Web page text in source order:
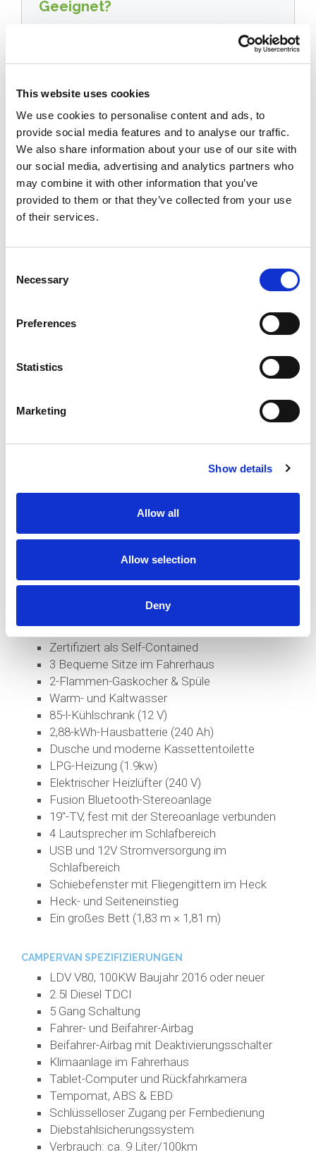
This website uses cookies
We use cookies to personalise content and ads, to
provide social media features and to analyse our traffic.
We also share information about your use of our site with
our social media, advertising and analytics partners who
may combine it with other information that you’ve
provided to them or that they’ve collected from your use
of their services.
Selection
Necessary
Preferences
Statistics
Marketing
Show details
Allow all
Allow selection
Deny
Geeignet?
Contained) | Ihr idealer Miet-Campervan
auf der Suche nach 2-Bett-Campervans zum
Budget 2 ist die perfekte Art zu reisen.
Wenn Sie aus unserer Flotte von 2-Personen-
Campervans mieten, können Sie den Komfort,
das Platzangebot und die autarken (Off-Grid)
Fähigkeiten dieses Modells in vollen Zügen
genießen. Das macht ihn zur idealen,
Häufig Gestellte Fragen (FAQ)
Wie Viele Personen Können Im Budget
Campervan Anbringen?
Muss Ich Gas Verwenden, Um Das
Duschwasser Zu Erhitzen?
Wie Lange Hält Die Batterie Beim
AUSSTATTUNG
Zertifiziert als Self-Contained
3 Bequeme Sitze im Fahrerhaus
2-Flammen-Gaskocher & Spüle
Warm- und Kaltwasser
85-l-Kühlschrank (12 V)
2,88-kWh-Hausbatterie (240 Ah)
Dusche und moderne Kassettentoilette
LPG-Heizung (1.9kw)
Elektrischer Heizlüfter (240 V)
Fusion Bluetooth-Stereoanlage
19"-TV, fest mit der Stereoanlage verbunden
4 Lautsprecher im Schlafbereich
USB und 12V Stromversorgung im
Schlafbereich
Schiebefenster mit Fliegengittern im Heck
Heck- und Seiteneinstieg
Ein großes Bett (1,83 m × 1,81 m)
CAMPERVAN SPEZIFIZIERUNGEN
LDV V80, 100KW Baujahr 2016 oder neuer
2.5l Diesel TDCI
5 Gang Schaltung
Fahrer- und Beifahrer-Airbag
Beifahrer-Airbag mit Deaktivierungsschalter
Klimaanlage im Fahrerhaus
Tablet-Computer und Rückfahrkamera
Tempomat, ABS & EBD
Schlüsselloser Zugang per Fernbedienung
Diebstahlsicherungssystem
Verbrauch: ca. 9 Liter/100km